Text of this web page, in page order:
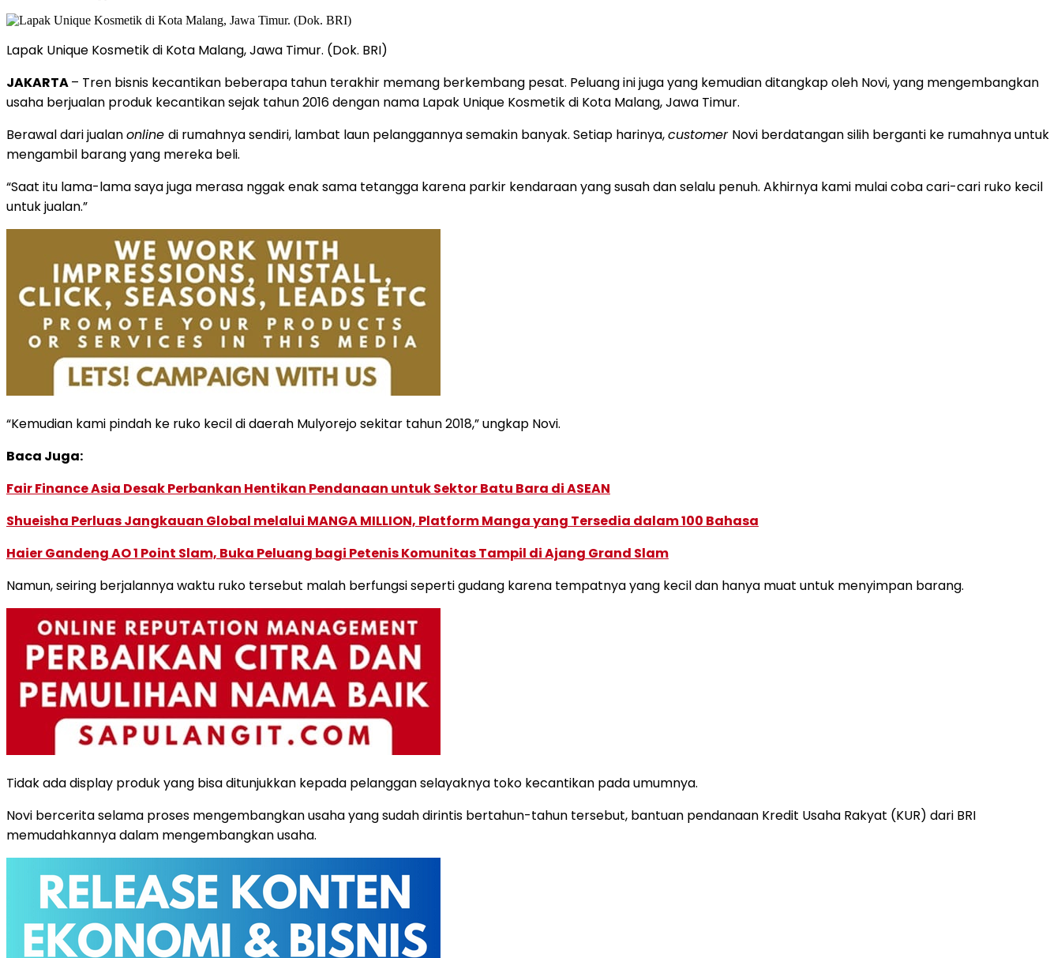
Lapak Unique Kosmetik di Kota Malang, Jawa Timur. (Dok. BRI)
JAKARTA– Tren bisnis kecantikan beberapa tahun terakhir memang berkembang pesat. Peluang ini juga yang kemudian ditangkap oleh Novi, yang mengembangkan
usaha berjualan produk kecantikan sejak tahun 2016 dengan nama Lapak Unique Kosmetik di Kota Malang, Jawa Timur.
Berawal dari jualanonline di rumahnya sendiri, lambat laun pelanggannya semakin banyak. Setiap harinya,customer Novi berdatangan silih berganti ke rumahnya untuk
mengambil barang yang mereka beli.
“Saat itu lama-lama saya juga merasa nggak enak sama tetangga karena parkir kendaraan yang susah dan selalu penuh. Akhirnya kami mulai coba cari-cari ruko kecil
untuk jualan.”
“Kemudian kami pindah ke ruko kecil di daerah Mulyorejo sekitar tahun 2018,” ungkap Novi.
Baca Juga:
Fair Finance Asia Desak Perbankan Hentikan Pendanaan untuk Sektor Batu Bara di ASEAN
Shueisha Perluas Jangkauan Global melalui MANGA MILLION, Platform Manga yang Tersedia dalam 100 Bahasa
Haier Gandeng AO 1 Point Slam, Buka Peluang bagi Petenis Komunitas Tampil di Ajang Grand Slam
Namun, seiring berjalannya waktu ruko tersebut malah berfungsi seperti gudang karena tempatnya yang kecil dan hanya muat untuk menyimpan barang.
Tidak ada display produk yang bisa ditunjukkan kepada pelanggan selayaknya toko kecantikan pada umumnya.
Novi bercerita selama proses mengembangkan usaha yang sudah dirintis bertahun-tahun tersebut, bantuan pendanaan Kredit Usaha Rakyat (KUR) dari BRI
memudahkannya dalam mengembangkan usaha.